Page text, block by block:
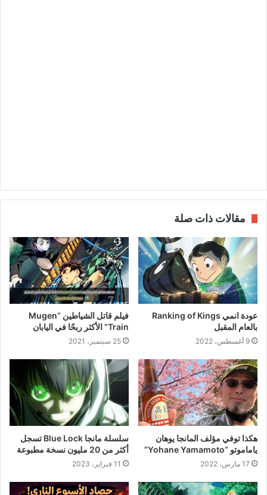
مقالات ذات صلة
عودة انمي Ranking of Kings
بالعام المقبل
9 أغسطس، 2022
فيلم قاتل الشياطين “Mugen
Train” الأكثر ربحًا في اليابان
25 سبتمبر، 2021
هكذا توفي مؤلف المانجا يوهان
ياماموتو “Yohane Yamamoto”
17 مارس، 2022
سلسلة مانجا Blue Lock تسجل
أكثر من 20 مليون نسخة مطبوعة
11 فبراير، 2023